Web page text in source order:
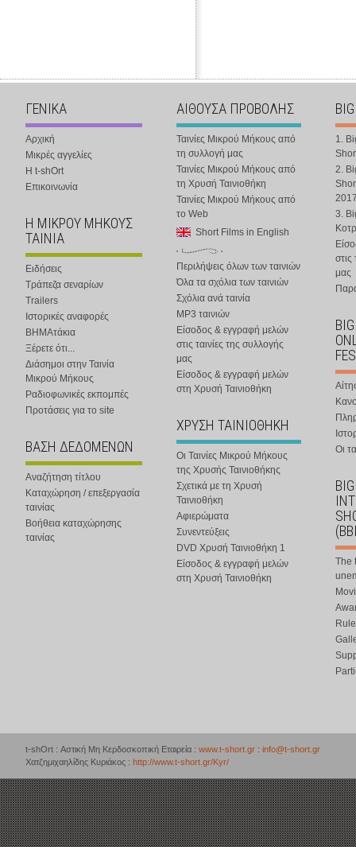
ΓΕΝΙΚΑ
Αρχική
Μικρές αγγελίες
Η t-shOrt
Επικοινωνία
Η ΜΙΚΡΟΥ ΜΗΚΟΥΣ
ΤΑΙΝΙΑ
Ειδήσεις
Τράπεζα σεναρίων
Trailers
Ιστορικές αναφορές
ΒΗΜΑτάκια
Ξέρετε ότι...
Διάσημοι στην Ταινία
Μικρού Μήκους
Ραδιοφωνικές εκπομπές
Προτάσεις για το site
ΒΑΣΗ ΔΕΔΟΜΕΝΩΝ
Αναζήτηση τίτλου
Καταχώρηση / επεξεργασία
ταινίας
Βοήθεια καταχώρησης
ταινίας
ΑΙΘΟΥΣΑ ΠΡΟΒΟΛΗΣ
Ταινίες Μικρού Μήκους από
τη συλλογή μας
Ταινίες Μικρού Μήκους από
τη Χρυσή Ταινιοθήκη
Ταινίες Μικρού Μήκους από
το Web
Short Films in English
Περιλήψεις όλων των ταινιών
Όλα τα σχόλια των ταινιών
Σχόλια ανά ταινία
MP3 ταινιών
Είσοδος & εγγραφή μελών
στις ταινίες της συλλογής
μας
Είσοδος & εγγραφή μελών
στη Χρυσή Ταινιοθήκη
ΧΡΥΣΗ ΤΑΙΝΙΟΘΗΚΗ
Οι Ταινίες Μικρού Μήκους
της Χρυσής Ταινιοθήκης
Σχετικά με τη Χρυσή
Ταινιοθήκη
Αφιερώματα
Συνεντεύξεις
DVD Χρυσή Ταινιοθήκη 1
Είσοδος & εγγραφή μελών
στη Χρυσή Ταινιοθήκη
1.
2.
3.
στις
μας
Οι
The
t-shOrt : Αστική Μη Κερδοσκοπική Εταιρεία : www.t-short.gr : info@t-short.gr
Χατζημιχαηλίδης Κυριάκος : http://www.t-short.gr/Kyr/